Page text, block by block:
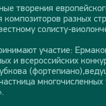
творения
композиторов разных
солисту-
участие:
и всероссийских